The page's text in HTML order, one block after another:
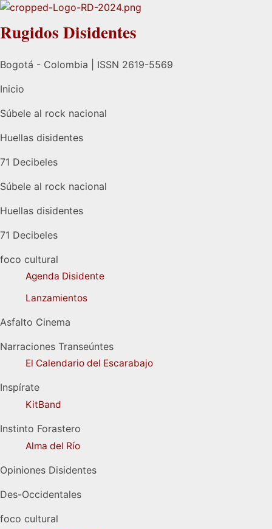
Rugidos Disidentes
Bogotá - Colombia | ISSN 2619-5569
Inicio
Súbele al rock nacional
Huellas disidentes
71 Decibeles
Súbele al rock nacional
Huellas disidentes
71 Decibeles
foco cultural
Agenda Disidente
Lanzamientos
Asfalto Cinema
Narraciones Transeúntes
El Calendario del Escarabajo
Inspírate
KitBand
Instinto Forastero
Alma del Río
Opiniones Disidentes
Des-Occidentales
foco cultural